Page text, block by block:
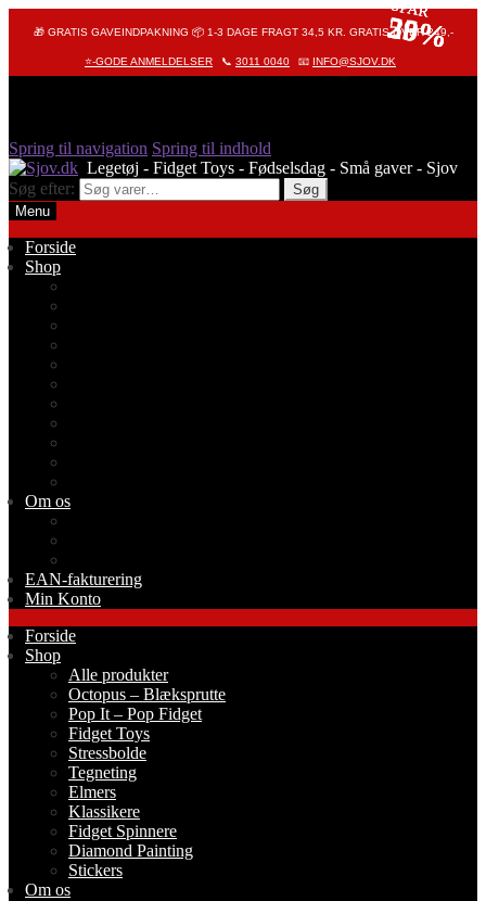
🎁 GRATIS GAVEINDPAKNING 📦 1-3 DAGE FRAGT 34,5 KR. GRATIS OVER 249,-
⭐-GODE ANMELDELSER 📞 3011 0040 📧 INFO@SJOV.DK
Spring til navigation Spring til indhold
Søg efter:
Søg
Menu
Forside
Shop
Om os
EAN-fakturering
Min Konto
Forside
Shop
Alle produkter
Octopus – Blæksprutte
Pop It – Pop Fidget
Fidget Toys
Stressbolde
Tegneting
Elmers
Klassikere
Fidget Spinnere
Diamond Painting
Stickers
Om os
SPAR
55%
SPAR
20%
SPAR
29%